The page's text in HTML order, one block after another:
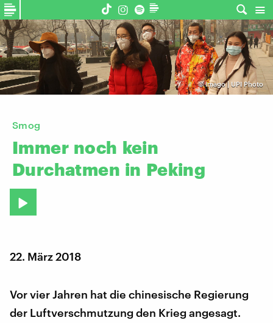
©imago | UPI Photo
Smog
Immer noch kein
Durchatmen in Peking
22. März 2018
Vor vier Jahren hat die chinesische Regierung
der Luftverschmutzung den Krieg angesagt.